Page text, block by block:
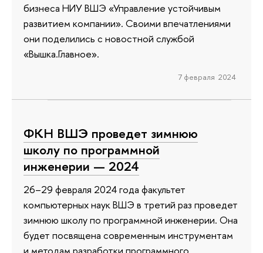
бизнеса НИУ ВШЭ «Управление устойчивым
развитием компании». Своими впечатлениями
они поделились с новостной службой
«Вышка.Главное».
7 февраля 2024
ФКН ВШЭ проведет зимнюю
школу по программной
инженерии — 2024
26–29 февраля 2024 года факультет
компьютерных наук ВШЭ в третий раз проведет
зимнюю школу по программной инженерии. Она
будет посвящена современным инструментам